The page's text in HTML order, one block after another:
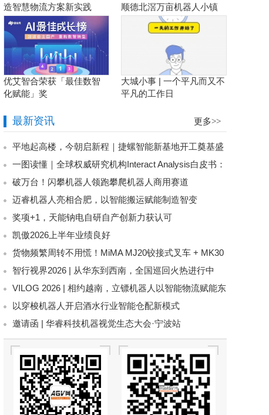
造智慧物流方案新实践
顺德北滘万亩机器人小镇
正逐步成型！
优艾智合荣获「最佳数智
化赋能」奖
大城小事 | 一个平凡而又不
平凡的工作日
最新资讯 更多>>
平地起高楼，今朝启新程｜捷螺智能新基地开工奠基盛
典圆满落幕
一图读懂｜全球权威研究机构Interact Analysis白皮书：
上存下拣托盘方案市场潜力评估
破万台！闪攀机器人领跑攀爬机器人商用赛道
迈睿机器人亮相合肥，以智能搬运赋能制造智变
奖项+1，天能钠电自研自产创新力获认可
凯傲2026上半年业绩良好
货物频繁周转不用慌！MiMA MJ20铰接式叉车 + MK30
平衡重叉车，助力电商行业仓储效率翻倍！
智行视界2026 | 从华东到西南，全国巡回火热进行中
VILOG 2026 | 相约越南，立镖机器人以智能物流赋能东
南亚市场
以穿梭机器人开启酒水行业智能仓配新模式
邀请函 | 华睿科技机器视觉生态大会·宁波站